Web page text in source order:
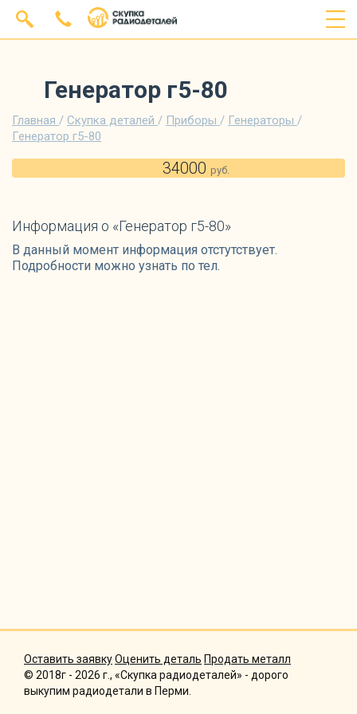
Генератор г5-80
Главная / Скупка деталей / Приборы / Генераторы /
Генератор г5-80
34000руб.
Информация о «Генератор г5-80»
В данный момент информация отстутствует.
Подробности можно узнать по тел.
Оставить заявкуОценить деталь Продать металл
© 2018г - 2026 г., «Скупка радиодеталей» - дорого
выкупим радиодетали в Перми.